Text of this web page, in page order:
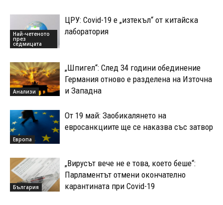
Най-четеното
през
седмицата
ЦРУ: Covid-19 е „изтекъл“ от китайска
лаборатория
Анализи
„Шпигел“: След 34 години обединение
Германия отново е разделена на Източна
и Западна
Европа
От 19 май: Заобикалянето на
евросанкциите ще се наказва със затвор
България
„Вирусът вече не е това, което беше“:
Парламентът отмени окончателно
карантината при Covid-19